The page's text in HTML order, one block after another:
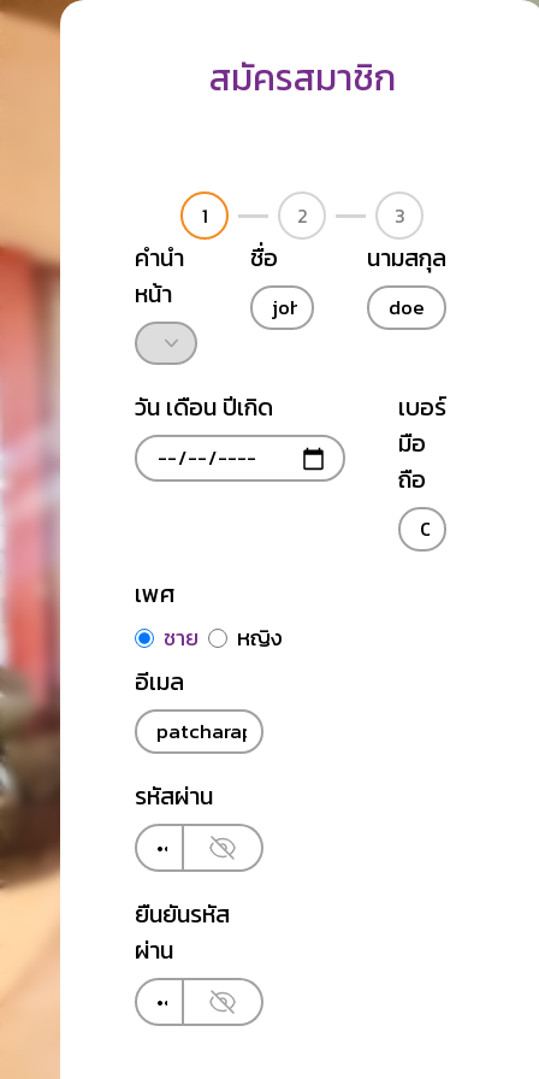
สมัครสมาชิก
1 2 3
คำนำ
หน้า
ชื่อ นามสกุล
วัน เดือน ปีเกิด
เบอร์
มือ
ถือ
เพศ
ชาย หญิง
อีเมล
รหัสผ่าน
ยืนยันรหัส
ผ่าน